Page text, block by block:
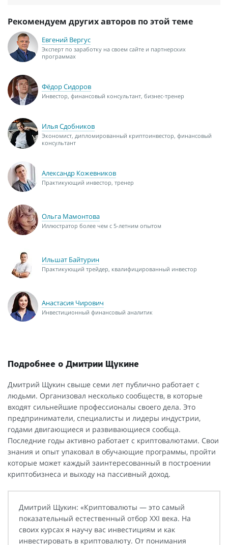
Рекомендуем других авторов по этой теме
Евгений Вергус
Эксперт по заработку на своем сайте и партнерских
программах
Фёдор Сидоров
Инвестор, финансовый консультант, бизнес-тренер
Илья Сдобников
Экономист, дипломированный криптоинвестор, финансовый
консультант
Александр Кожевников
Практикующий инвестор, тренер
Ольга Мамонтова
Иллюстратор более чем с 5-летним опытом
Ильшат Байтурин
Практикующий трейдер, квалифицированный инвестор
Анастасия Чирович
Инвестиционный финансовый аналитик
Подробнее о Дмитрии Щукине
Дмитрий Щукин свыше семи лет публично работает с
людьми. Организовал несколько сообществ, в которые
входят сильнейшие профессионалы своего дела. Это
предприниматели, специалисты и лидеры индустрии,
годами двигающиеся и развивающиеся сообща.
Последние годы активно работает с криптовалютами. Свои
знания и опыт упаковал в обучающие программы, пройти
которые может каждый заинтересованный в построении
криптобизнеса и выходу на пассивный доход.
Дмитрий Щукин: «Криптовалюты — это самый
показательный естественный отбор XXI века. На
своих курсах я научу вас инвестициям и как
инвестировать в криптовалюту. От понимания